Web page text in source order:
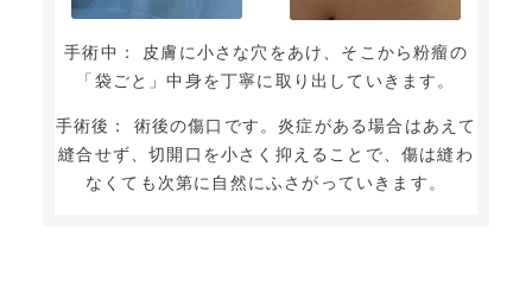
手術中： 皮膚に小さな穴をあけ、そこから粉瘤の
「袋ごと」中身を丁寧に取り出していきます。
手術後： 術後の傷口です。炎症がある場合はあえて
縫合せず、切開口を小さく抑えることで、傷は縫わ
なくても次第に自然にふさがっていきます。